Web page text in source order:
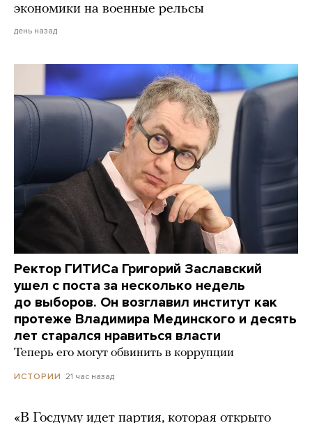
экономики на военные рельсы
день назад
Ректор ГИТИСа Григорий Заславский
ушел с поста за несколько недель
до выборов. Он возглавил институт как
протеже Владимира Мединского и десять
лет старался нравиться власти
Теперь его могут обвинить в коррупции
ИСТОРИИ 21 час назад
«В Госдуму идет партия, которая открыто